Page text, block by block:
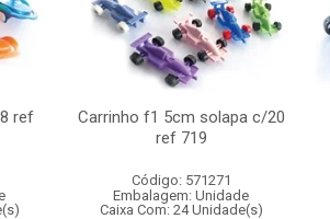
ref
Carrinho f1 5cm solapa c/20
ref 719
Código: 571271
Embalagem: Unidade
Caixa Com: 24 Unidade(s)